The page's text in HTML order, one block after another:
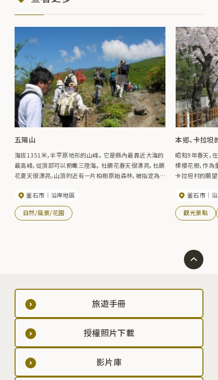
五陽山
海拔1351米，半平原地形的山峰。 它是縣內最靠近大海的
最高峰，從頂部可以俯瞰三陸海。 杜鵑花春天很漂亮，杜鵑
花夏天很漂亮，山頂附近有一片柏樹原始森林，被指定為
的登山口赤坂山口出發，大約需要2個小時才能到達山頂。
【開山】每年4月29日
釜石市 沿岸地區
自然/風景/花園
本鄉、卡拉坦
昭和9年春天，
棵櫻花樹，作
卡拉坦村的願
的天照大神五
釜石市
觀光景點
旅遊手冊
授權照片下載
影片庫